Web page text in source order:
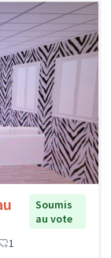
Soumis
au vote
1